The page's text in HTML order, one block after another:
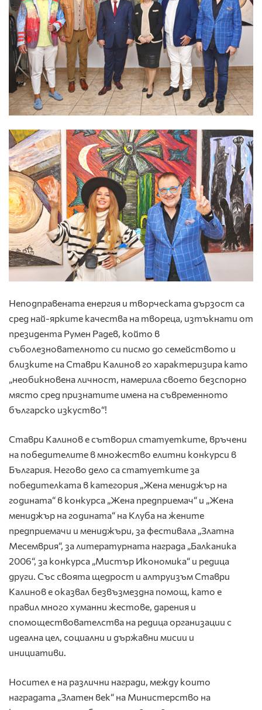
Неподправената енергия и творческата дързост са
сред най-ярките качества на твореца, изтъкнати от
президента Румен Радев, който в
съболезнователното си писмо до семейството и
близките на Ставри Калинов го характеризира като
„необикновена личност, намерила своето безспорно
място сред признатите имена на съвременното
българско изкуство“!
Ставри Калинов е сътворил статуетките, връчени
на победителите в множество елитни конкурси в
България. Негово дело са статуетките за
победителката в категория „Жена мениджър на
годината“ в конкурса „Жена предприемач“ и „Жена
мениджър на годината“ на Клуба на жените
предприемачи и мениджъри, за фестивала „Златна
Месемврия“, за литературната награда „Балканика
2006“, за конкурса „Мистър Икономика“ и редица
други. Със своята щедрост и алтруизъм Ставри
Калинов е оказвал безвъзмездна помощ, като е
правил много хуманни жестове, дарения и
спомоществователства на редица организации с
идеална цел, социални и държавни мисии и
инициативи.
Носител е на различни награди, между които
наградата „Златен век“ на Министерство на